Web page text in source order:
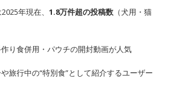
年現在、 1.8万件超の投稿数 （犬用・猫
り食併用・パウチの開封動画が人気
旅行中の“特別食”として紹介するユーザー